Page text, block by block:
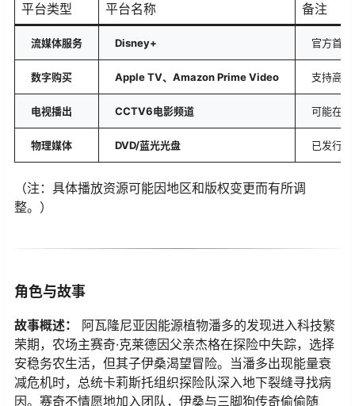
平台类型 平台名称 备注
​流媒体服务​ ​Disney+​ 官方首
​数字购买​ ​Apple TV、Amazon Prime Video​ 支持高
​电视播出​ ​CCTV6电影频道​ 可能在
​物理媒体​ ​DVD/蓝光光盘​ 已发行
（注：具体播放资源可能因地区和版权变更而有所调
整。）
角色与故事
​故事概述：​
​ 阿瓦隆尼亚因能源植物潘多的发现进入科技繁
荣期，农场主赛奇·克莱德因父亲杰格在探险中失踪，选择
安稳务农生活，但其子伊桑渴望冒险。当潘多出现能量衰
减危机时，总统卡莉斯托组织探险队深入地下裂缝寻找病
因。赛奇不情愿地加入团队，伊桑与三脚狗传奇偷偷随